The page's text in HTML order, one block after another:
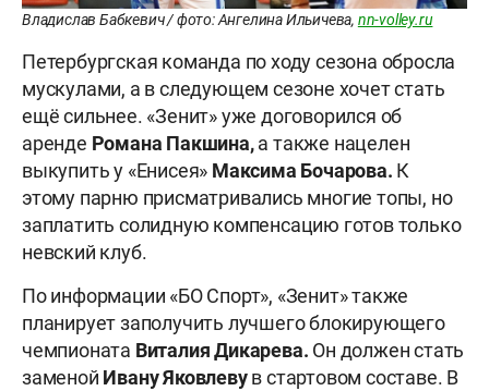
Владислав Бабкевич / фото: Ангелина Ильичева, nn-volley.ru
Петербургская команда по ходу сезона обросла
мускулами, а в следующем сезоне хочет стать
ещё сильнее. «Зенит» уже договорился об
аренде Романа Пакшина,а также нацелен
выкупить у «Енисея» Максима Бочарова. К
этому парню присматривались многие топы, но
заплатить солидную компенсацию готов только
невский клуб.
По информации «БО Спорт», «Зенит» также
планирует заполучить лучшего блокирующего
чемпионата Виталия Дикарева. Он должен стать
заменой Ивану Яковлевув стартовом составе. В